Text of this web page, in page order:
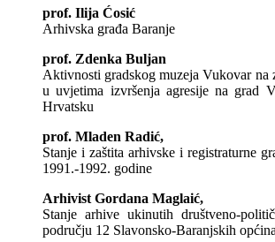
prof. Ilija Ćosić
Arhivska građa Baranje
prof. Zdenka Buljan
Aktivnosti gradskog muzeja Vukovar na
u uvjetima izvršenja agresije na grad
Hrvatsku
prof. Mladen Radić,
Stanje i zaštita arhivske i registraturne
1991.-1992. godine
Arhivist Gordana Maglaić,
Stanje arhive ukinutih društveno-
području 12 Slavonsko-Baranjskih općina